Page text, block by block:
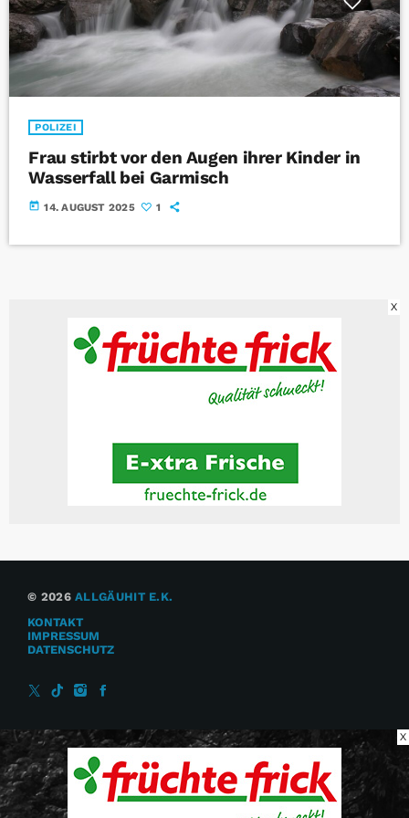
POLIZEI
Frau stirbt vor den Augen ihrer Kinder in
Wasserfall bei Garmisch
today 14. AUGUST 2025 1
X
© 2026ALLGÄUHIT E.K.
KONTAKT
IMPRESSUM
DATENSCHUTZ
X